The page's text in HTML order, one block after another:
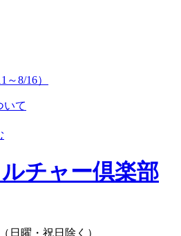
8/16）
いて
日曜・祝日除く）